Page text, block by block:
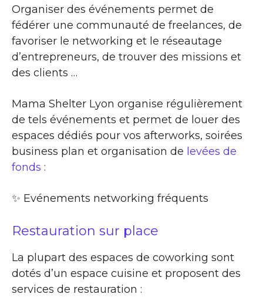
Organiser des événements permet de
fédérer une communauté de freelances, de
favoriser le networking et le réseautage
d’entrepreneurs, de trouver des missions et
des clients …
Mama Shelter Lyon organise régulièrement
de tels événements et permet de louer des
espaces dédiés pour vos afterworks, soirées
business plan et organisation de levées de
fonds :
✨​ Evénements networking fréquents
Restauration sur place
La plupart des espaces de coworking sont
dotés d’un espace cuisine et proposent des
services de restauration :